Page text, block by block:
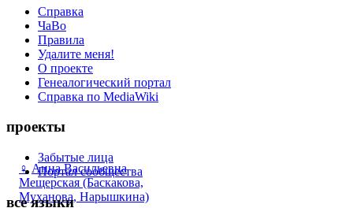
♀ Анна Васильевна
Мещерская (Баскакова,
Муханова, Нарышкина)
Справка
ЧаВо
Правила
Удалите меня!
О проекте
Генеалогический портал
Справка по MediaWiki
проекты
Забытые лица
Портал сообщества
все языки